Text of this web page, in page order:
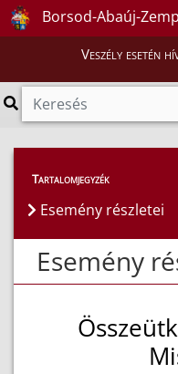
Borsod-Abaúj-
Veszély esetén
Esemény részletei
Tartalomjegyzék
Esemény részletei
Esemény